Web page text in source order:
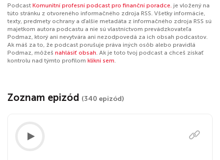
Podcast Komunitní profesní podcast pro finanční poradce. je vložený na
túto stránku z otvoreného informačného zdroja RSS. Všetky informácie,
texty, predmety ochrany a ďalšie metadáta z informačného zdroja RSS sú
majetkom autora podcastu a nie sú vlastníctvom prevádzkovateľa
Podmaz, ktorý ani nevytvára ani nezodpovedá za ich obsah podcastov.
Ak máš za to, že podcast porušuje práva iných osôb alebo pravidlá
Podmaz, môžeš nahlásiť obsah. Ak je toto tvoj podcast a chceš získať
kontrolu nad týmto profilom klikni sem.
Zoznam epizód (340 epizód)